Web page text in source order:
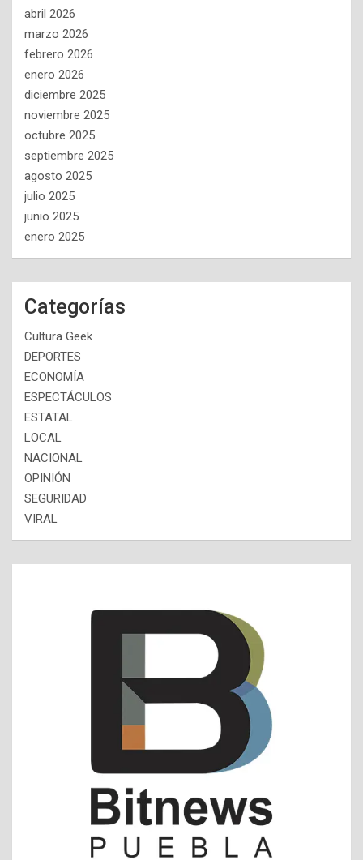
abril 2026
marzo 2026
febrero 2026
enero 2026
diciembre 2025
noviembre 2025
octubre 2025
septiembre 2025
agosto 2025
julio 2025
junio 2025
enero 2025
Categorías
Cultura Geek
DEPORTES
ECONOMÍA
ESPECTÁCULOS
ESTATAL
LOCAL
NACIONAL
OPINIÓN
SEGURIDAD
VIRAL